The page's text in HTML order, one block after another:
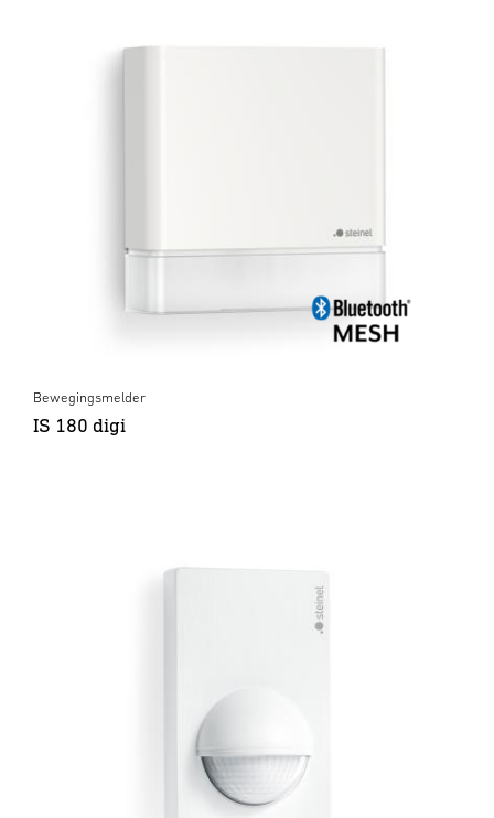
Bewegingsmelder
IS 180 digi